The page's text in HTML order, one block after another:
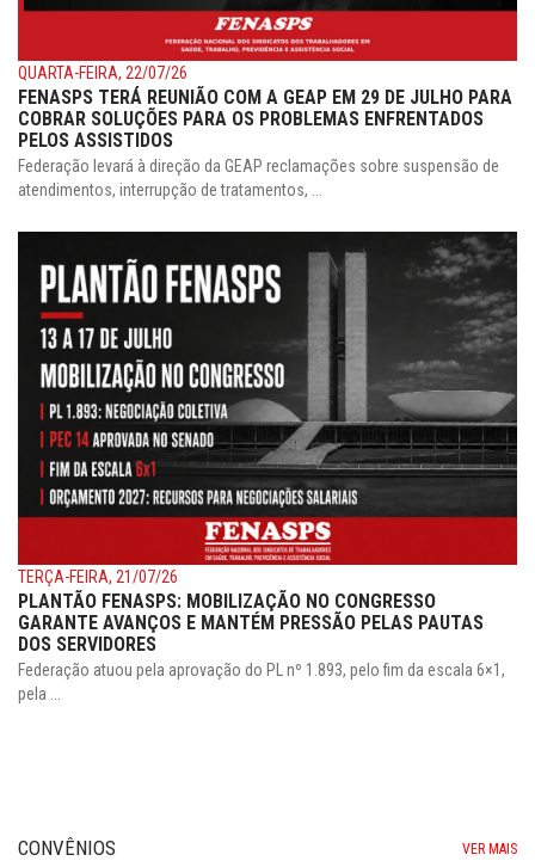
QUARTA-FEIRA, 22/07/26
FENASPS TERÁ REUNIÃO COM A GEAP EM 29 DE JULHO PARA
COBRAR SOLUÇÕES PARA OS PROBLEMAS ENFRENTADOS
PELOS ASSISTIDOS
Federação levará à direção da GEAP reclamações sobre suspensão de
atendimentos, interrupção de tratamentos, ...
TERÇA-FEIRA, 21/07/26
PLANTÃO FENASPS: MOBILIZAÇÃO NO CONGRESSO
GARANTE AVANÇOS E MANTÉM PRESSÃO PELAS PAUTAS
DOS SERVIDORES
Federação atuou pela aprovação do PL nº 1.893, pelo fim da escala 6×1,
pela ...
CONVÊNIOS VER MAIS